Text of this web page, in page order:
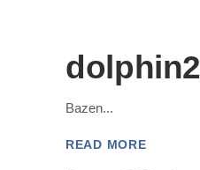
dolphin2
Bazen
READ MORE